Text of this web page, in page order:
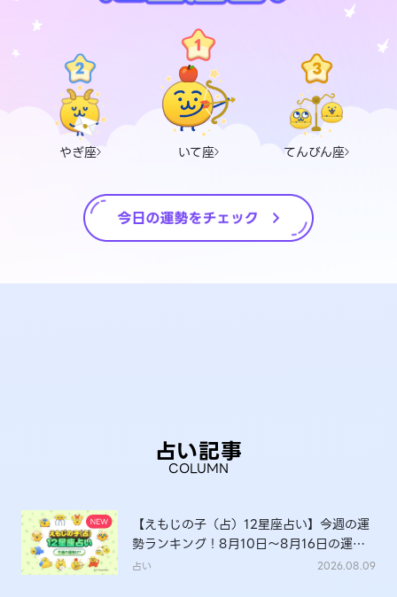
やぎ座 いて座 てんびん座
占い記事
COLUMN
【えもじの子（占）12星座占い】今週の運
勢ランキング！8月10日～8月16日の運勢
は？
占い 2026.08.09